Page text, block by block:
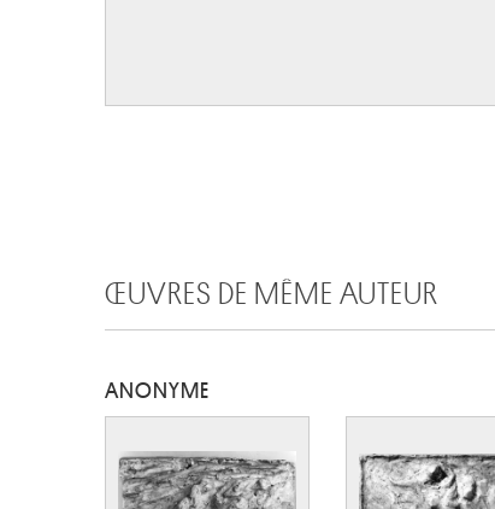
ŒUVRES DE MÊME AUTEUR
ANONYME